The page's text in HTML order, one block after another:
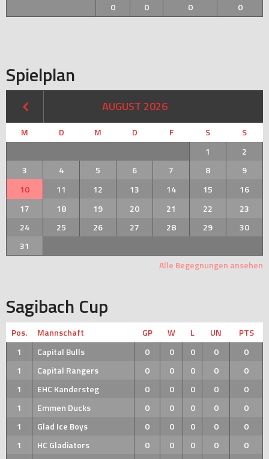
0
0 0 0
Spielplan
AUGUST 2026
M D M D F S
S
1
2
3
4 5 6 7 8
9
10
11 12 13 14 15
16
17
18 19 20 21 22
23
24
25 26 27 28 29
30
31
Alle Begegnungen ansehen
Sagibach Cup
Pos. Mannschaft GP W L UN
PTS
1
Capital Bulls 0 0 0 0
0
1
Capital Rangers 0 0 0 0
0
1
EHC Kandersteg 0 0 0 0
0
1
Emmen Ducks 0 0 0 0
0
1
Glad Ice Boys 0 0 0 0
0
1
HC Gladiators 0 0 0 0
0